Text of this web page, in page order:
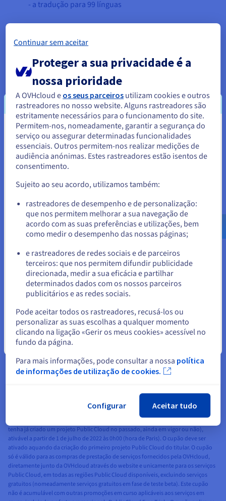
- a tradução para 99 línguas
Voxist
Da voz ao reconhecimento, a Voxist permite aceder às
tecnologias de reconhecimento de voz graças às suas API que
utilizam as últimas inovações. Tire partido da sua experiência
para transformar a voz em dados preciosos e compreender os
seus clientes, funcionários e contactos.
Graças aos mais recentes avanços em aprendizagem não
supervisionada, os nossos modelos têm melhores resultados
do que alguns dos atuais atores mundiais. As nossas API são
mais rápidas e mais exatas que as API existentes.
Reconhecimento Vocal
Transcrição em tempo real
Transcrição assíncrona
Oferta promocional «Public Cloud Free Trial» limitada, aplicável à implementação e
ao consumo de um primeiro projeto de serviço Public Cloud (qualquer cliente,
novo ou não, pode pedir para beneficiar desta oferta, na medida em que não
tenha já criado um projeto Public Cloud no passado, ainda em vigor ou não),
ativável a partir de 1 de julho de 2022 às 0h00 (hora de Paris). O cupão deve ser
ativado aquando da criação do primeiro projeto Public Cloud do titular. O cupão
só é válido para as compras de prestação de serviços fornecidos pela OVHcloud,
diretamente junto da OVHcloud através do website e unicamente para os serviços
Public Cloud, em todas as regiões Public Cloud disponíveis, excluindo serviços
gratuitos (nomeadamente serviços gratuitos em fase de teste beta). Este cupão
não é acumulável com outras promoções em curso aplicáveis aos serviços em
Parece que está localizado em
Estados Unidos.
Para encomendar a partir de Estados Unidos, terá de consultar e
Aceder ao website do Estados Unidos
us.ovhcloud.com/
Inglês USD - $
ou
Ficar no website atual
Selecionar outro website
Continuar sem aceitar
Proteger a sua privacidade é a
nossa prioridade
A OVHcloud e os seus parceiros utilizam cookies e outros
rastreadores no nosso website. Alguns rastreadores são
estritamente necessários para o funcionamento do site.
Permitem-nos, nomeadamente, garantir a segurança do
serviço ou assegurar determinadas funcionalidades
essenciais. Outros permitem-nos realizar medições de
audiência anónimas. Estes rastreadores estão isentos de
consentimento.
Sujeito ao seu acordo, utilizamos também:
rastreadores de desempenho e de personalização:
que nos permitem melhorar a sua navegação de
acordo com as suas preferências e utilizações, bem
como medir o desempenho das nossas páginas;
e rastreadores de redes sociais e de parceiros
terceiros: que nos permitem difundir publicidade
direcionada, medir a sua eficácia e partilhar
determinados dados com os nossos parceiros
publicitários e as redes sociais.
Pode aceitar todos os rastreadores, recusá-los ou
personalizar as suas escolhas a qualquer momento
clicando na ligação «Gerir os meus cookies» acessível no
fundo da página.
Para mais informações, pode consultar a nossa política
de informações de utilização de cookies.
Configurar Aceitar tudo